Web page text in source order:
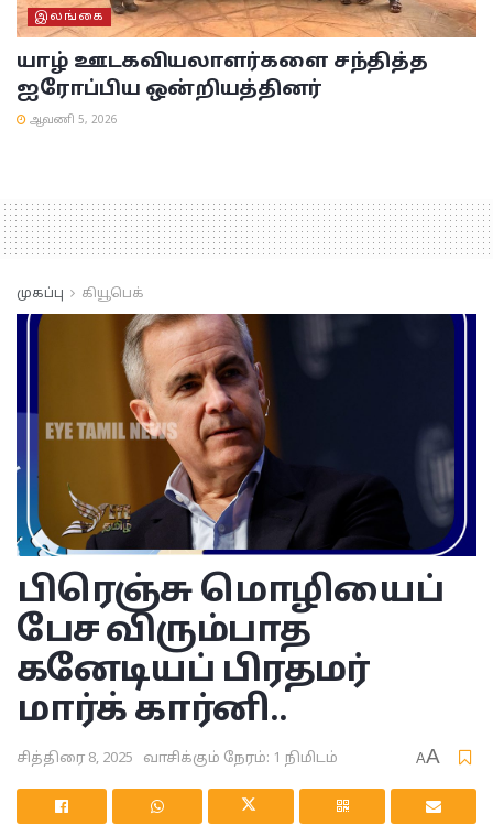
இலங்கை
யாழ் ஊடகவியலாளர்களை சந்தித்த
ஐரோப்பிய ஒன்றியத்தினர்
ஆவணி 5, 2026
முகப்பு கியூபெக்
பிரெஞ்சு மொழியைப்
பேச விரும்பாத
கனேடியப் பிரதமர்
மார்க் கார்னி..
சித்திரை 8, 2025 வாசிக்கும் நேரம்: 1 நிமிடம் AA